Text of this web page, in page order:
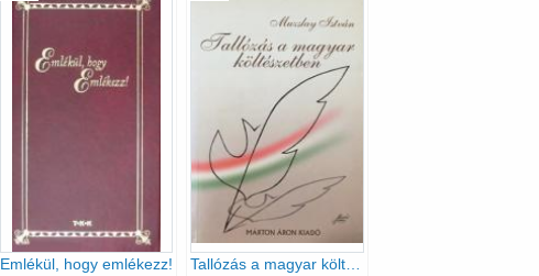
Emlékül, hogy emlékezz!